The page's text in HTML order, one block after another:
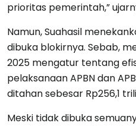
prioritas pemerintah,”
Namun, Suahasil
dibuka blokirnya. Sebab,
2025 mengatur tentang
pelaksanaan APBN dan
ditahan sebesar Rp256,1
Meski tidak dibuka